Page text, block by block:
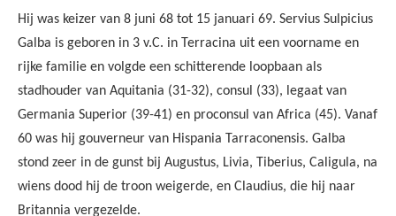
Abonneer u op onze nieuwsbrief
wekelijks een overzicht van de nieuwste munten en
speciale aanbiedingen.
email
AANMELDEN
U kunt zich op elk moment weer afmelden via de nieuwsbrief.
Uw gegevens worden niet gedeeld met derden
Niet meer opnieuw tonen.
Hij was keizer van 8 juni 68 tot 15 januari 69. Servius Sulpicius
Galba is geboren in 3 v.C. in Terracina uit een voorname en
rijke familie en volgde een schitterende loopbaan als
stadhouder van Aquitania (31-32), consul (33), legaat van
Germania Superior (39-41) en proconsul van Africa (45). Vanaf
60 was hij gouverneur van Hispania Tarraconensis. Galba
stond zeer in de gunst bij Augustus, Livia, Tiberius, Caligula, na
wiens dood hij de troon weigerde, en Claudius, die hij naar
Britannia vergezelde.